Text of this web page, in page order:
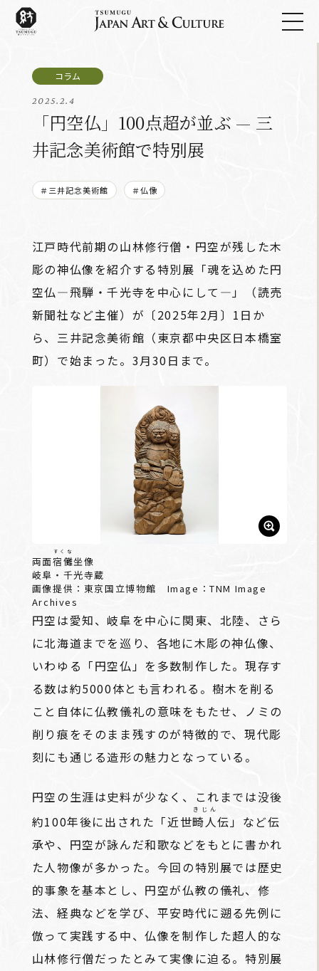
2025.2.4
「円空仏」100点超が並ぶ — 三
井記念美術館で特別展
＃三井記念美術館 ＃仏像
江戸時代前期の山林修行僧・円空が残した木
彫の神仏像を紹介する特別展「魂を込めた円
空仏―飛騨・千光寺を中心にして―」（読売
新聞社など主催）が〔2025年2月〕1日か
ら、三井記念美術館（東京都中央区日本橋室
町）で始まった。3月30日まで。
両面宿儺
すくな
坐像
岐阜・千光寺蔵
画像提供：東京国立博物館 Image：TNM Image
Archives
円空は愛知、岐阜を中心に関東、北陸、さら
に北海道までを巡り、各地に木彫の神仏像、
いわゆる「円空仏」を多数制作した。現存す
る数は約5000体とも言われる。樹木を削る
こと自体に仏教儀礼の意味をもたせ、ノミの
削り痕をそのまま残すのが特徴的で、現代彫
刻にも通じる造形の魅力となっている。
円空の生涯は史料が少なく、これまでは没後
約100年後に出された「近世畸人
きじん
伝」など伝
承や、円空が詠んだ和歌などをもとに書かれ
た人物像が多かった。今回の特別展では歴史
的事象を基本とし、円空が仏教の儀礼、修
法、経典などを学び、平安時代に遡る先例に
倣って実践する中、仏像を制作した超人的な
山林修行僧だったとみて実像に迫る。特別展